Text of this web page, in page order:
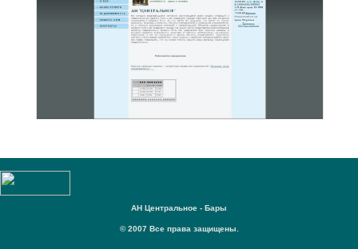
АН Центральное - Бары
© 2007 Все права защищены.